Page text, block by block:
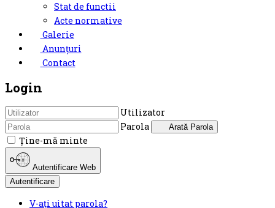
Stat de functii
Acte normative
Galerie
Anunțuri
Contact
Login
Utilizator
Parola
Arată Parola
Ţine-mă minte
Autentificare Web
Autentificare
V-ați uitat parola?